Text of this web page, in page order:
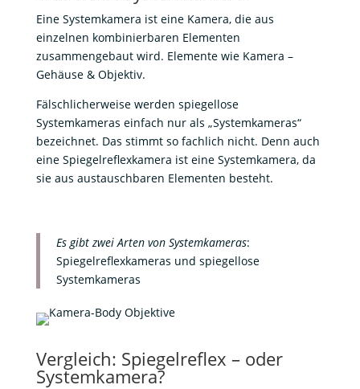
Eine Systemkamera ist eine Kamera, die aus
einzelnen kombinierbaren Elementen
zusammengebaut wird. Elemente wie Kamera –
Gehäuse & Objektiv.
Fälschlicherweise werden spiegellose
Systemkameras einfach nur als „Systemkameras“
bezeichnet. Das stimmt so fachlich nicht. Denn auch
eine Spiegelreflexkamera ist eine Systemkamera, da
sie aus austauschbaren Elementen besteht.
Es gibt zwei Arten von Systemkameras:
Spiegelreflexkameras und spiegellose
Systemkameras
Vergleich: Spiegelreflex – oder
Systemkamera?